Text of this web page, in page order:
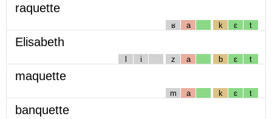
raquette
ʁ a k ɛ t
Elisabeth
l i z a b ɛ t
maquette
m a k ɛ t
banquette